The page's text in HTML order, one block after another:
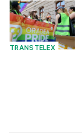
TRANSTELEX